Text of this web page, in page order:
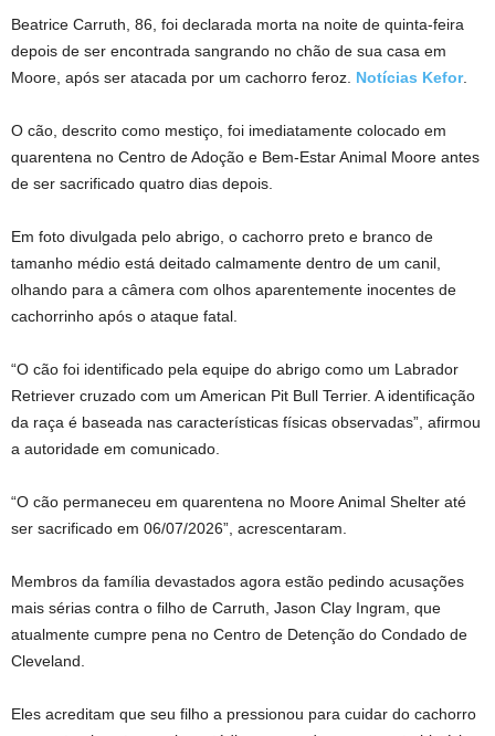
Beatrice Carruth, 86, foi declarada morta na noite de quinta-feira
depois de ser encontrada sangrando no chão de sua casa em
Moore, após ser atacada por um cachorro feroz. Notícias Kefor.
O cão, descrito como mestiço, foi imediatamente colocado em
quarentena no Centro de Adoção e Bem-Estar Animal Moore antes
de ser sacrificado quatro dias depois.
Em foto divulgada pelo abrigo, o cachorro preto e branco de
tamanho médio está deitado calmamente dentro de um canil,
olhando para a câmera com olhos aparentemente inocentes de
cachorrinho após o ataque fatal.
“O cão foi identificado pela equipe do abrigo como um Labrador
Retriever cruzado com um American Pit Bull Terrier. A identificação
da raça é baseada nas características físicas observadas”, afirmou
a autoridade em comunicado.
“O cão permaneceu em quarentena no Moore Animal Shelter até
ser sacrificado em 06/07/2026”, acrescentaram.
Membros da família devastados agora estão pedindo acusações
mais sérias contra o filho de Carruth, Jason Clay Ingram, que
atualmente cumpre pena no Centro de Detenção do Condado de
Cleveland.
Eles acreditam que seu filho a pressionou para cuidar do cachorro